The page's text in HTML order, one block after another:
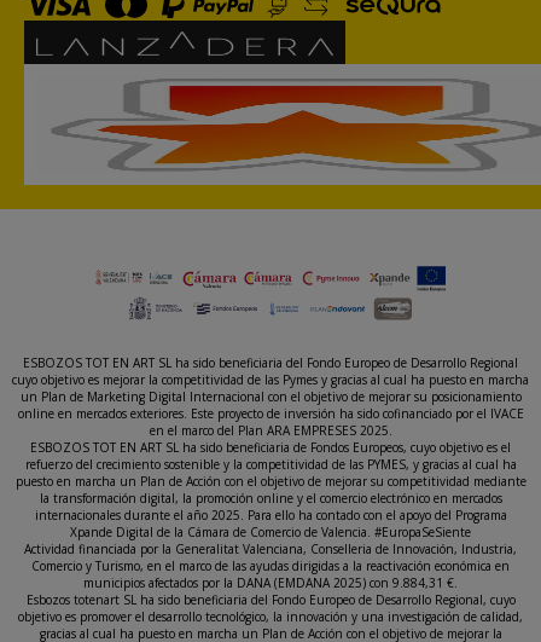
ESBOZOS TOT EN ART SL ha sido beneficiaria del Fondo Europeo de Desarrollo Regional
cuyo objetivo es mejorar la competitividad de las Pymes y gracias al cual ha puesto en marcha
un Plan de Marketing Digital Internacional con el objetivo de mejorar su posicionamiento
online en mercados exteriores. Este proyecto de inversión ha sido cofinanciado por el IVACE
en el marco del Plan ARA EMPRESES 2025.
ESBOZOS TOT EN ART SL ha sido beneficiaria de Fondos Europeos, cuyo objetivo es el
refuerzo del crecimiento sostenible y la competitividad de las PYMES, y gracias al cual ha
puesto en marcha un Plan de Acción con el objetivo de mejorar su competitividad mediante
la transformación digital, la promoción online y el comercio electrónico en mercados
internacionales durante el año 2025. Para ello ha contado con el apoyo del Programa
Xpande Digital de la Cámara de Comercio de Valencia. #EuropaSeSiente
Actividad financiada por la Generalitat Valenciana, Conselleria de Innovación, Industria,
Comercio y Turismo, en el marco de las ayudas dirigidas a la reactivación económica en
municipios afectados por la DANA (EMDANA 2025) con 9.884,31 €.
Esbozos totenart SL ha sido beneficiaria del Fondo Europeo de Desarrollo Regional, cuyo
objetivo es promover el desarrollo tecnológico, la innovación y una investigación de calidad,
gracias al cual ha puesto en marcha un Plan de Acción con el objetivo de mejorar la